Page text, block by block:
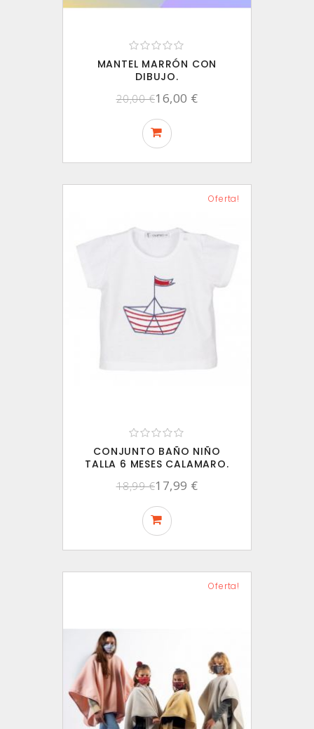
MANTEL MARRÓN CON
DIBUJO.
20,00 €16,00 €
Oferta!
CONJUNTO BAÑO NIÑO
TALLA 6 MESES CALAMARO.
18,99 €17,99 €
Oferta!